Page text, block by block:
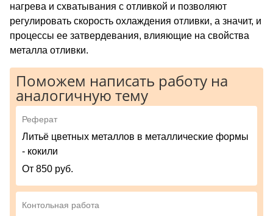
нагрева и схватывания с отливкой и позволяют
регулировать скорость охлаждения отливки, а значит, и
процессы ее затверде­вания, влияющие на свойства
металла отливки.
Поможем написать работу на
аналогичную тему
Реферат
Литьё цветных металлов в металлические формы
- кокили
От 850 руб.
Контольная работа